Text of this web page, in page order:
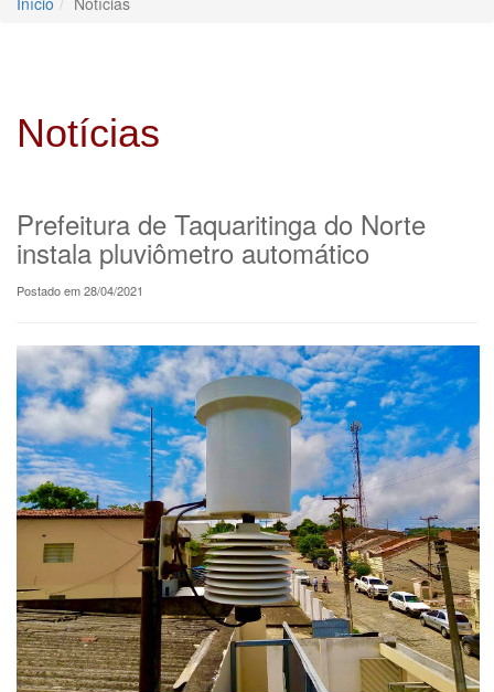
Notícias
Prefeitura de Taquaritinga do Norte
instala pluviômetro automático
Postado em 28/04/2021